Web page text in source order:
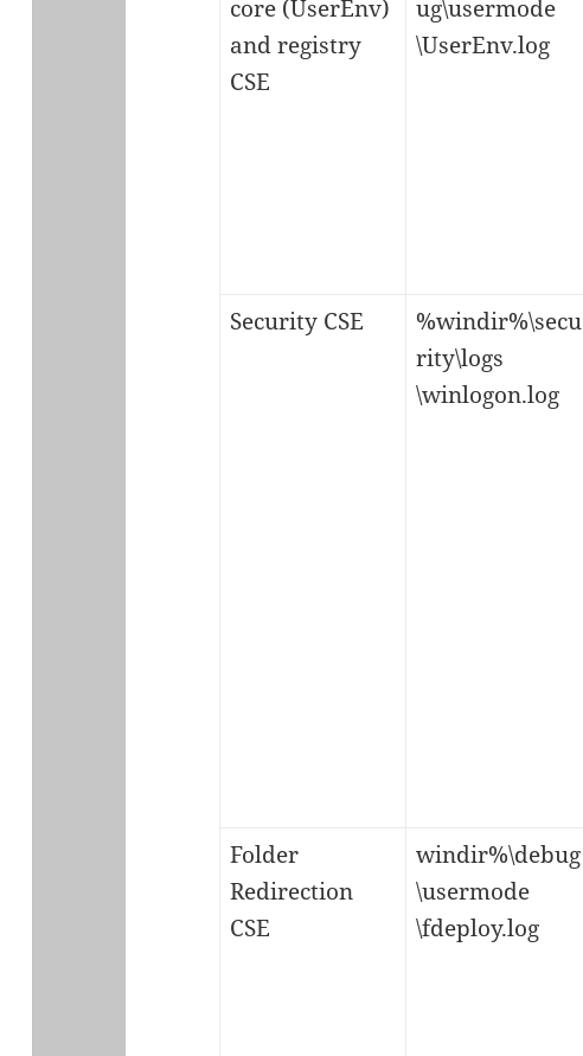
core (UserEnv)
and registry
CSE
ug\usermode
\UserEnv.log
Security CSE
%windir%\secu
rity\logs
\winlogon.log
Folder
Redirection
CSE
windir%\debug
\usermode
\fdeploy.log